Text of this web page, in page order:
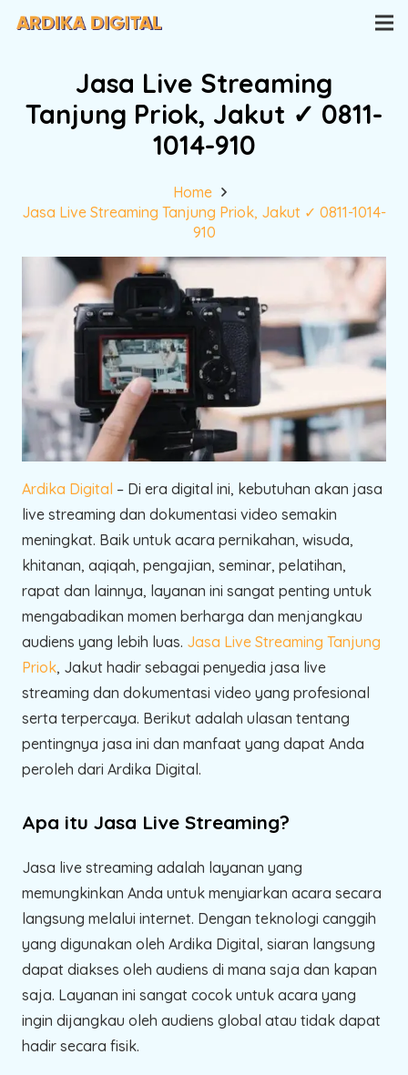
Jasa Live Streaming
Tanjung Priok, Jakut ✓ 0811-
1014-910
Home
Jasa Live Streaming Tanjung Priok, Jakut ✓ 0811-1014-
910
Ardika Digital – Di era digital ini, kebutuhan akan jasa
live streaming dan dokumentasi video semakin
meningkat. Baik untuk acara pernikahan, wisuda,
khitanan, aqiqah, pengajian, seminar, pelatihan,
rapat dan lainnya, layanan ini sangat penting untuk
mengabadikan momen berharga dan menjangkau
audiens yang lebih luas. Jasa Live Streaming Tanjung
Priok, Jakut hadir sebagai penyedia jasa live
streaming dan dokumentasi video yang profesional
serta terpercaya. Berikut adalah ulasan tentang
pentingnya jasa ini dan manfaat yang dapat Anda
peroleh dari Ardika Digital.
Apa itu Jasa Live Streaming?
Jasa live streaming adalah layanan yang
memungkinkan Anda untuk menyiarkan acara secara
langsung melalui internet. Dengan teknologi canggih
yang digunakan oleh Ardika Digital, siaran langsung
dapat diakses oleh audiens di mana saja dan kapan
saja. Layanan ini sangat cocok untuk acara yang
ingin dijangkau oleh audiens global atau tidak dapat
hadir secara fisik.